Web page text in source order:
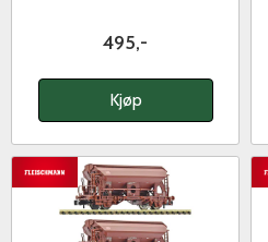
495,-
Kjøp